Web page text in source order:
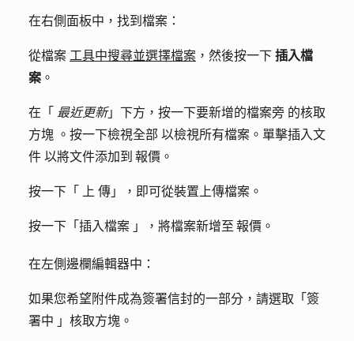
在右側面板中，找到檔案：
從檔案 工具中搜尋並選擇檔案 ，然後按一下 插入檔
案 。
在「 最近更新」下方，按一下要新增的檔案旁 的核取
方塊 。按一下檢視全部 以檢視所有檔案。單擊插入文
件 以將文件添加到 報價。
按一下「 上 傳」，即可從裝置上傳檔案。
按一下「 插入檔案 」，將檔案新增至 報價。
在左側邊欄編輯器中：
如果您希望附件成為簽署信封的一部分，請選取「簽
署中 」核取方塊。